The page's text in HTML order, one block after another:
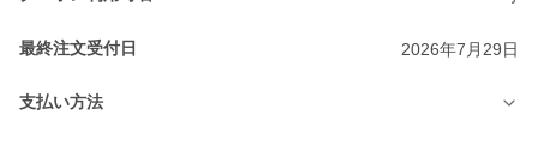
最終注文受付日 2026年7月29日
支払い方法